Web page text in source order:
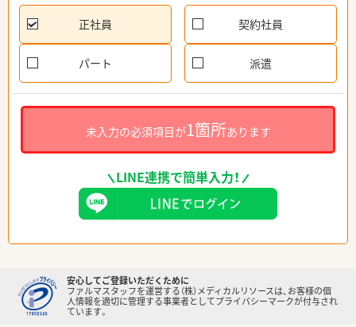
正社員 契約社員
パート 派遣
未入力の必須項目が1箇所あります
LINE連携で簡単入力！
安心してご登録いただくために
ファルマスタッフを運営する（株）メディカルリソースは、お客様の個
人情報を適切に管理する事業者としてプライバシーマークが付与され
ています。